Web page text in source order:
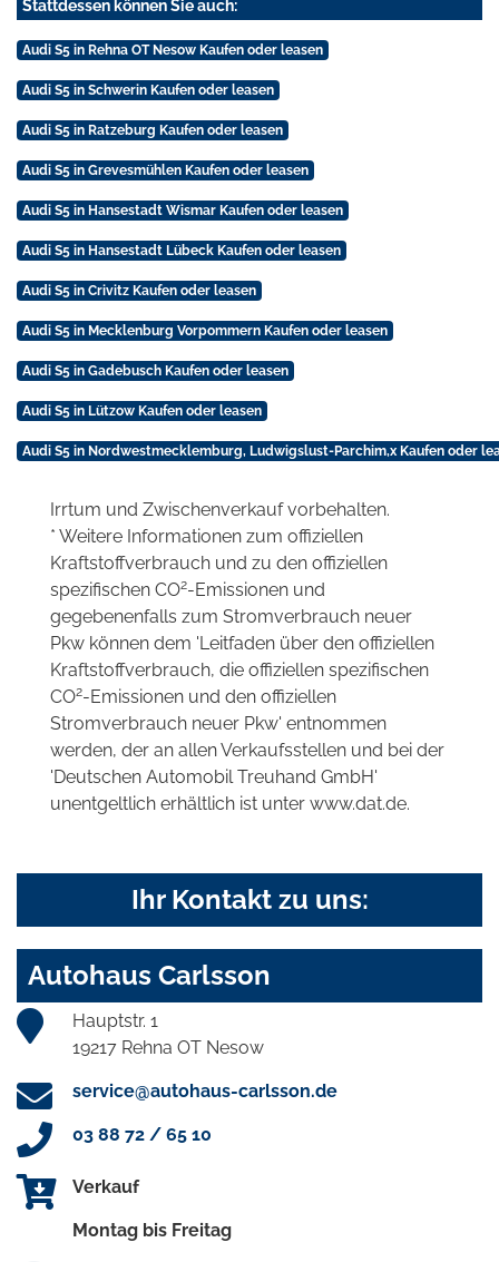
Stattdessen können Sie auch:
Audi S5 in Rehna OT Nesow Kaufen oder leasen
Audi S5 in Schwerin Kaufen oder leasen
Audi S5 in Ratzeburg Kaufen oder leasen
Audi S5 in Grevesmühlen Kaufen oder leasen
Audi S5 in Hansestadt Wismar Kaufen oder leasen
Audi S5 in Hansestadt Lübeck Kaufen oder leasen
Audi S5 in Crivitz Kaufen oder leasen
Audi S5 in Mecklenburg Vorpommern Kaufen oder leasen
Audi S5 in Gadebusch Kaufen oder leasen
Audi S5 in Lützow Kaufen oder leasen
Audi S5 in Nordwestmecklemburg, Ludwigslust-Parchim,x Kaufen oder
Irrtum und Zwischenverkauf vorbehalten.
* Weitere Informationen zum offiziellen
Kraftstoffverbrauch und zu den offiziellen
spezifischen CO2-Emissionen und
gegebenenfalls zum Stromverbrauch neuer
Pkw können dem 'Leitfaden über den offiziellen
Kraftstoffverbrauch, die offiziellen spezifischen
CO2-Emissionen und den offiziellen
Stromverbrauch neuer Pkw' entnommen
werden, der an allen Verkaufsstellen und bei der
'Deutschen Automobil Treuhand GmbH'
unentgeltlich erhältlich ist unter www.dat.de.
Ihr Kontakt zu uns:
Autohaus Carlsson
Hauptstr. 1
19217 Rehna OT Nesow
service@autohaus-carlsson.de
03 88 72 / 65 10
Verkauf
Montag bis Freitag